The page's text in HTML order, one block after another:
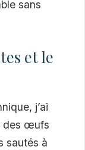
sans
et le
j’ai
des œufs
sautés à